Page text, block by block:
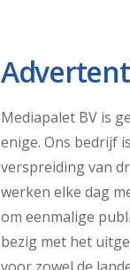
Mediapalet BV is
enige. Ons bedrijf
verspreiding van
werken elke dag
om eenmalige
bezig met het